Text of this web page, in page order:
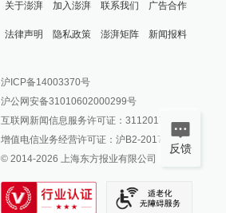
关于澎湃 加入澎湃 联系我们 广告合作
法律声明 隐私政策 澎湃矩阵
澎湃新闻公众号
澎湃新闻抖音号
派生万物开放平台
IP SHANGHAI
SIXTH TONE
新闻报料
报料邮箱: news@thepaper.cn
沪ICP备14003370号
沪公网安备31010602000299号
互联网新闻信息服务许可证：31120170006
增值电信业务经营许可证：沪B2-2017116
© 2014-2026 上海东方报业有限公司
反馈